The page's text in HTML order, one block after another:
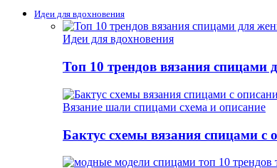
Идеи для вдохновения
Идеи для вдохновения
Топ 10 трендов вязания
Вязание шали спицами схема и описание
Бактус схемы вязания спицами с